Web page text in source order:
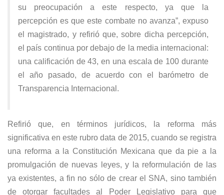
su preocupación a este respecto, ya que la
percepción es que este combate no avanza”, expuso
el magistrado, y refirió que, sobre dicha percepción,
el país continua por debajo de la media internacional:
una calificación de 43, en una escala de 100 durante
el año pasado, de acuerdo con el barómetro de
Transparencia Internacional.
Refirió que, en términos jurídicos, la reforma más
significativa en este rubro data de 2015, cuando se registra
una reforma a la Constitución Mexicana que da pie a la
promulgación de nuevas leyes, y la reformulación de las
ya existentes, a fin no sólo de crear el SNA, sino también
de otorgar facultades al Poder Legislativo para que